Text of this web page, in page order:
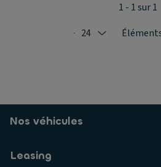
Selected: 24
24
1 - 1 sur 1
Nos véhicules
Leasing